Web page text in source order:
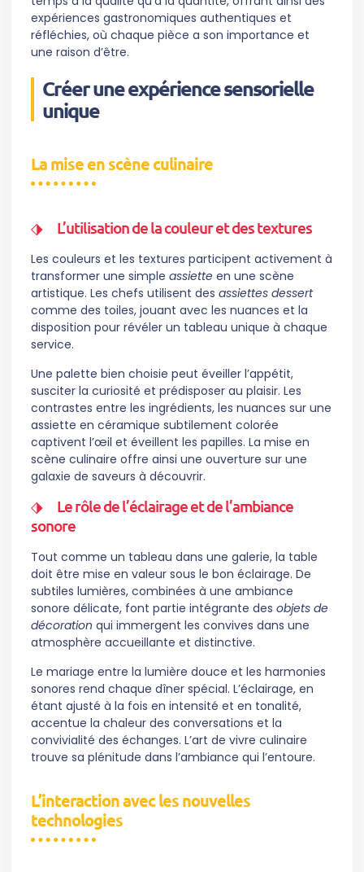
expériences gastronomiques authentiques et
réfléchies, où chaque pièce a son importance et
une raison d’être.
Créer une expérience sensorielle
unique
La mise en scène culinaire
L’utilisation de la couleur et des textures
Les couleurs et les textures participent activement à
transformer une simple assiette en une scène
artistique. Les chefs utilisent des assiettes dessert
comme des toiles, jouant avec les nuances et la
disposition pour révéler un tableau unique à chaque
service.
Une palette bien choisie peut éveiller l’appétit,
susciter la curiosité et prédisposer au plaisir. Les
contrastes entre les ingrédients, les nuances sur une
assiette en céramique subtilement colorée
captivent l’œil et éveillent les papilles. La mise en
scène culinaire offre ainsi une ouverture sur une
galaxie de saveurs à découvrir.
Le rôle de l’éclairage et de l’ambiance
sonore
Tout comme un tableau dans une galerie, la table
doit être mise en valeur sous le bon éclairage. De
subtiles lumières, combinées à une ambiance
sonore délicate, font partie intégrante des objets de
décoration qui immergent les convives dans une
atmosphère accueillante et distinctive.
Le mariage entre la lumière douce et les harmonies
sonores rend chaque dîner spécial. L’éclairage, en
étant ajusté à la fois en intensité et en tonalité,
accentue la chaleur des conversations et la
convivialité des échanges. L’art de vivre culinaire
trouve sa plénitude dans l’ambiance qui l’entoure.
L’interaction avec les nouvelles
technologies